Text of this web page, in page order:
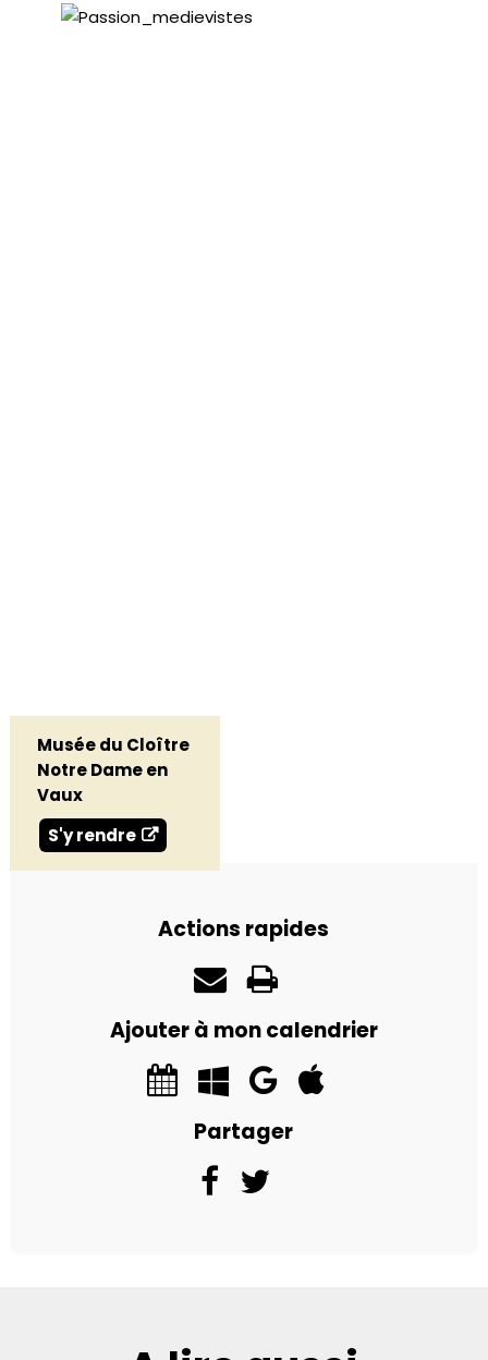
Musée du Cloître
Notre Dame en
Vaux
S'y rendre
Actions rapides
Ajouter à mon calendrier
Partager